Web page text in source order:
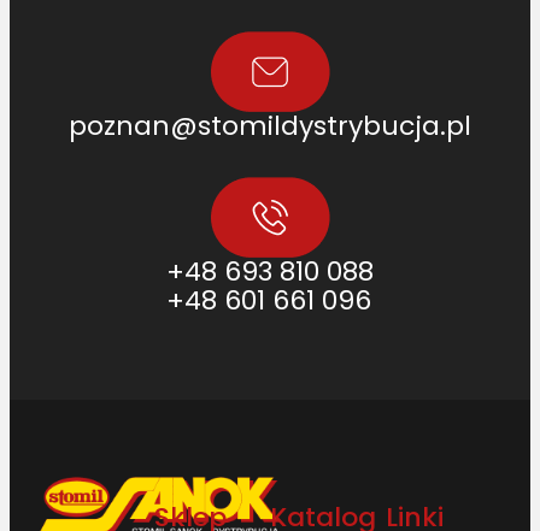
poznan@stomildystrybucja.pl
+48 693 810 088
+48 601 661 096
Sklep Katalog Linki